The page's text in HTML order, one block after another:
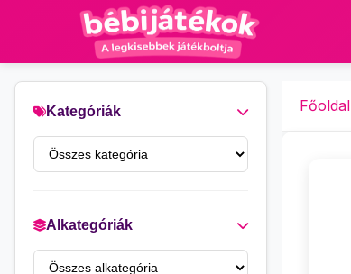
Kategóriák
Alkategóriák
Főoldal